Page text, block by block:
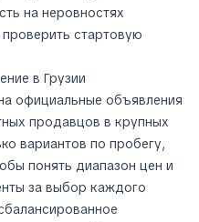
на неровностях
стартовую
в Грузии
официальные объявления
продавцов в крупных
вариантов по пробегу,
понять диапазон цен и
за выбор каждого